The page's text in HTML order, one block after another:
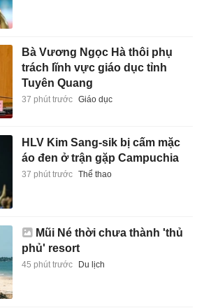
Bà Vương Ngọc Hà thôi phụ
trách lĩnh vực giáo dục tỉnh
Tuyên Quang
37 phút trước Giáo dục
HLV Kim Sang-sik bị cấm mặc
áo đen ở trận gặp Campuchia
37 phút trước Thể thao
Mũi Né thời chưa thành 'thủ
phủ' resort
45 phút trước Du lịch